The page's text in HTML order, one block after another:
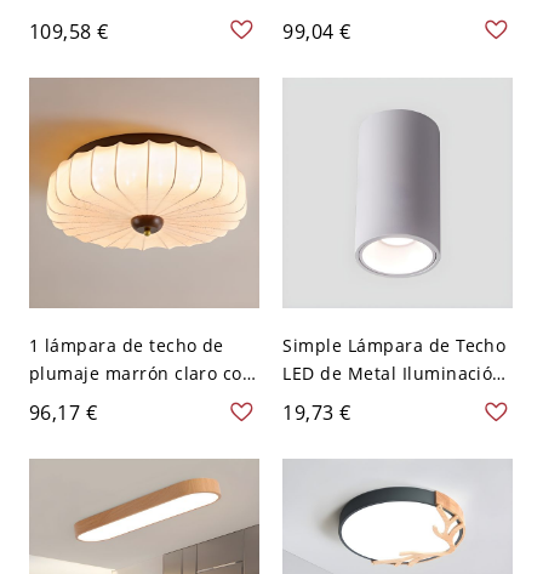
diseño floral, 1 luz - 110 A
120 V 16.54‘’（42cm）
109,58 €
Techo Simple de Redondo
para Cuarto - Blanco 110
A 120 V 22,86 cm Blanco
99,04 €
1 lámpara de techo de
plumaje marrón claro con
pantalla de tela - 110 A
120 V 40,64 cm
96,17 €
Simple Lámpara de Techo
LED de Metal Iluminación
de Techo de Cilindro para
Pasillo - 110 A 120 V
Blanco Luz cálida 10,16
19,73 €